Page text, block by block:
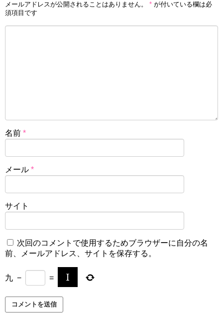
メールアドレスが公開されることはありません。 * が付いている欄は必
須項目です
名前 *
メール *
サイト
次回のコメントで使用するためブラウザーに自分の名
前、メールアドレス、サイトを保存する。
九 − =